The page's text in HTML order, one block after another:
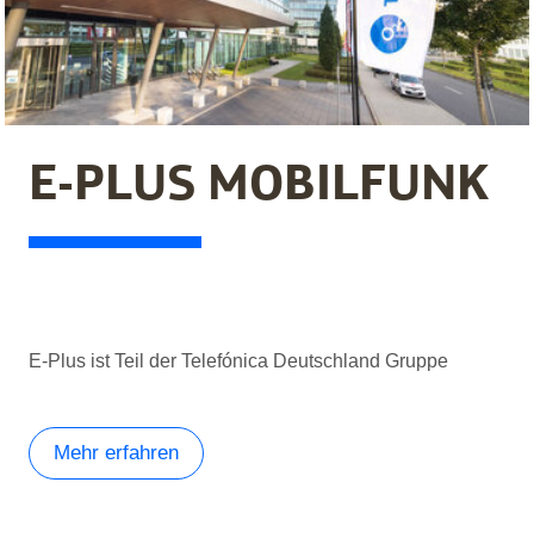
E-PLUS MOBILFUNK
E-Plus ist Teil der Telefónica Deutschland Gruppe
Mehr erfahren